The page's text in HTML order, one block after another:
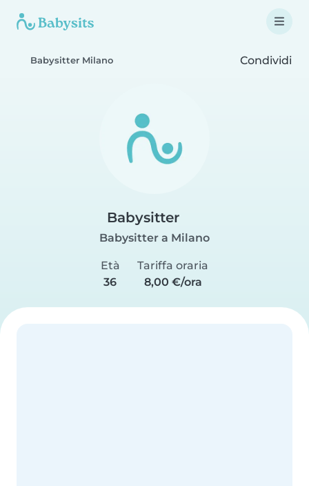
Babysitter Milano Condividi
Babysitter
Babysitter a Milano
Età
36
Tariffa oraria
8,00 €/ora